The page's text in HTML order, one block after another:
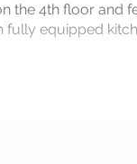
the 4th floor
fully equipped